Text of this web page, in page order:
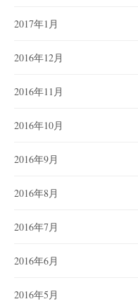
2017年1月
2016年12月
2016年11月
2016年10月
2016年9月
2016年8月
2016年7月
2016年6月
2016年5月